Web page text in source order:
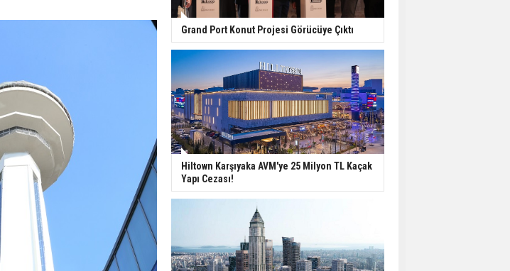
Grand Port Konut Projesi Görücüye Çıktı
Hiltown Karşıyaka AVM'ye 25 Milyon TL Kaçak
Yapı Cezası!